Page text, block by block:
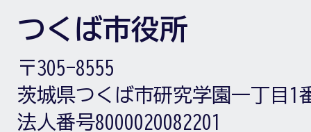
つくば市役所
〒305-8555
茨城県つくば市研究学園一丁目1
法人番号8000020082201